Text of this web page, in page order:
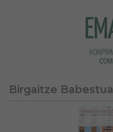
Birgaitze Babestua